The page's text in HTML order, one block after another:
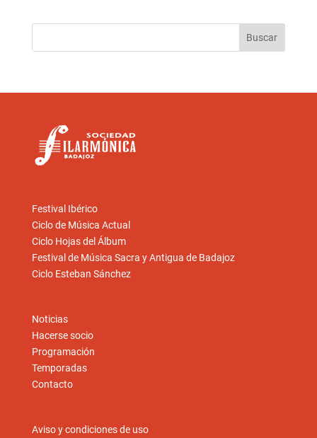
Festival Ibérico
Ciclo de Música Actual
Ciclo Hojas del Álbum
Festival de Música Sacra y Antigua de Badajoz
Ciclo Esteban Sánchez
Noticias
Hacerse socio
Programación
Temporadas
Contacto
Aviso y condiciones de uso